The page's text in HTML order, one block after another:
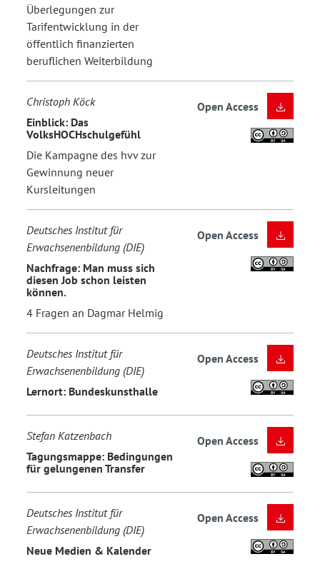
Überlegungen zur
Tarifentwicklung in der
öffentlich finanzierten
beruflichen Weiterbildung
Christoph Köck
Einblick: Das
VolksHOCHschulgefühl
Die Kampagne des hvv zur
Gewinnung neuer
Kursleitungen
Open Access
Deutsches Institut für
Erwachsenenbildung (DIE)
Nachfrage: Man muss sich
diesen Job schon leisten
können.
4 Fragen an Dagmar Helmig
Open Access
Deutsches Institut für
Erwachsenenbildung (DIE)
Lernort: Bundeskunsthalle
Open Access
Stefan Katzenbach
Tagungsmappe: Bedingungen
für gelungenen Transfer
Open Access
Deutsches Institut für
Erwachsenenbildung (DIE)
Neue Medien & Kalender
Open Access